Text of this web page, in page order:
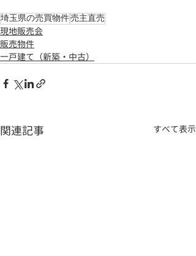
埼玉県の売買物件売主直売
現地販売会
販売物件
一戸建て（新築・中古）
関連記事 すべて表示